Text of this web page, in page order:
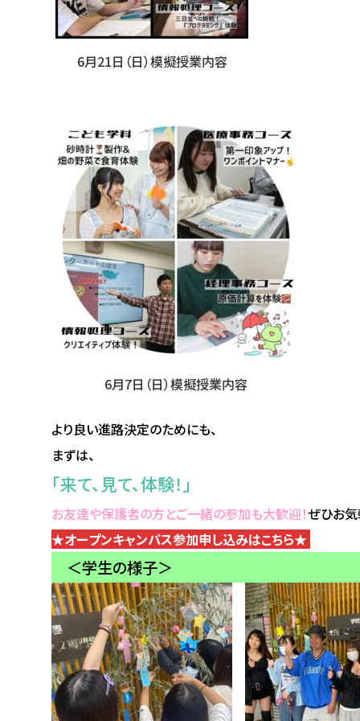
6月21日（日）模擬授業内容
6月7日（日）模擬授業内容
より良い進路決定のためにも、
まずは、
「来て、見て、体験！」
お友達や保護者の方とご一緒の参加も大歓迎！ぜひお
★オープンキャンパス参加申し込みはこちら★
＜学生の様子＞